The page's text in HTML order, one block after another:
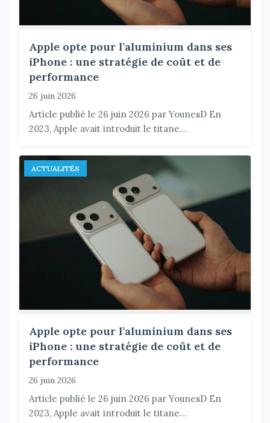
Apple opte pour l’aluminium dans ses
iPhone : une stratégie de coût et de
performance
26 juin 2026
Article publié le 26 juin 2026 par YounesD En
2023, Apple avait introduit le titane...
ACTUALITÉS
Apple opte pour l’aluminium dans ses
iPhone : une stratégie de coût et de
performance
26 juin 2026
Article publié le 26 juin 2026 par YounesD En
2023, Apple avait introduit le titane...